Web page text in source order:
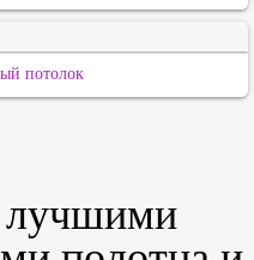
потолок
лучшими